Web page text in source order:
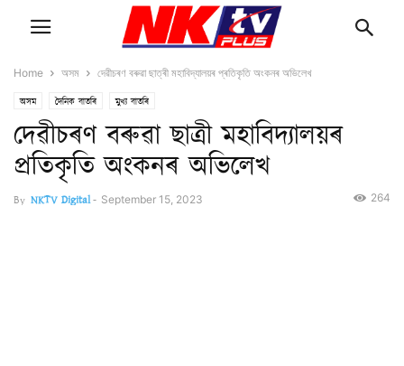
Home অসম দেৱীচৰণ বৰুৱা ছাত্ৰী মহাবিদ্যালয়ৰ প্ৰতিকৃতি অংকনৰ অভিলেখ
অসম দৈনিক বাতৰি মুখ্য বাতৰি
দেৱীচৰণ বৰুৱা ছাত্ৰী মহাবিদ্যালয়ৰ
প্ৰতিকৃতি অংকনৰ অভিলেখ
By NKTV Digital- September 15, 2023 264